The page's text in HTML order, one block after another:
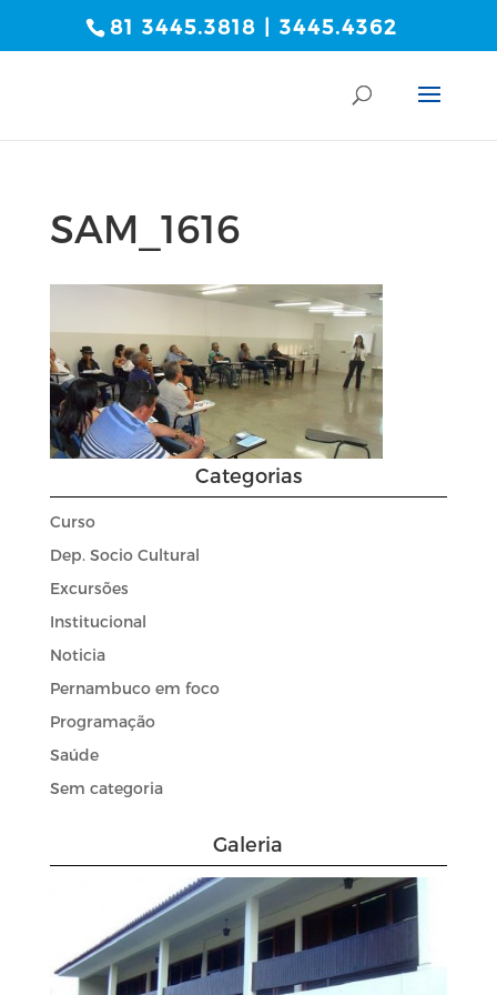
81 3445.3818 | 3445.4362
SAM_1616
Categorias
Curso
Dep. Socio Cultural
Excursões
Institucional
Noticia
Pernambuco em foco
Programação
Saúde
Sem categoria
Galeria